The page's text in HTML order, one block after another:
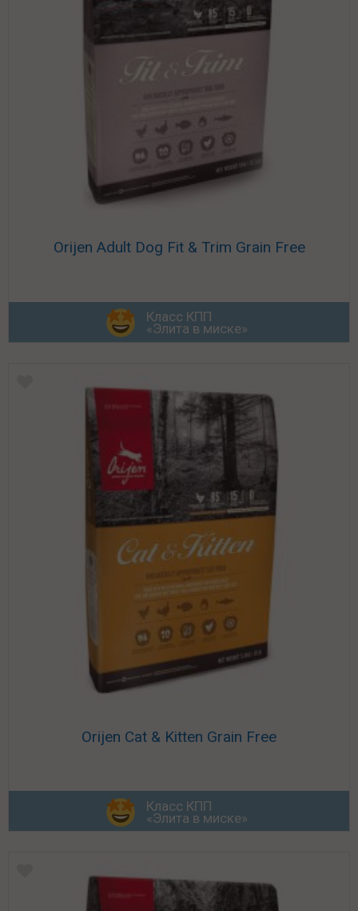
Orijen Adult Dog Fit & Trim Grain Free
Класс КПП
«Элита в миске»
Orijen Cat & Kitten Grain Free
Класс КПП
«Элита в миске»